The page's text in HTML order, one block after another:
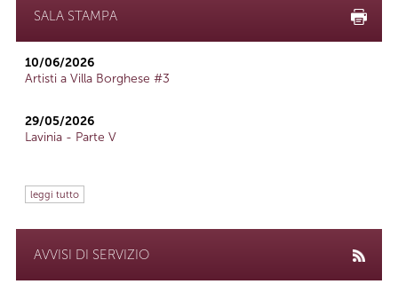
SALA STAMPA
10/06/2026
Artisti a Villa Borghese #3
29/05/2026
Lavinia - Parte V
leggi tutto
AVVISI DI SERVIZIO